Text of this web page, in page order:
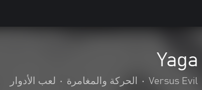
Yaga
Versus Evil
• الحركة والمغامرة • لعب الأدوار